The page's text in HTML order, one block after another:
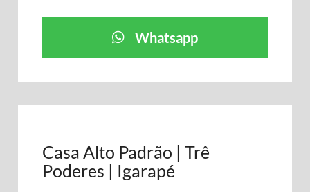
Whatsapp
Casa Alto Padrão | Trê
Poderes | Igarapé